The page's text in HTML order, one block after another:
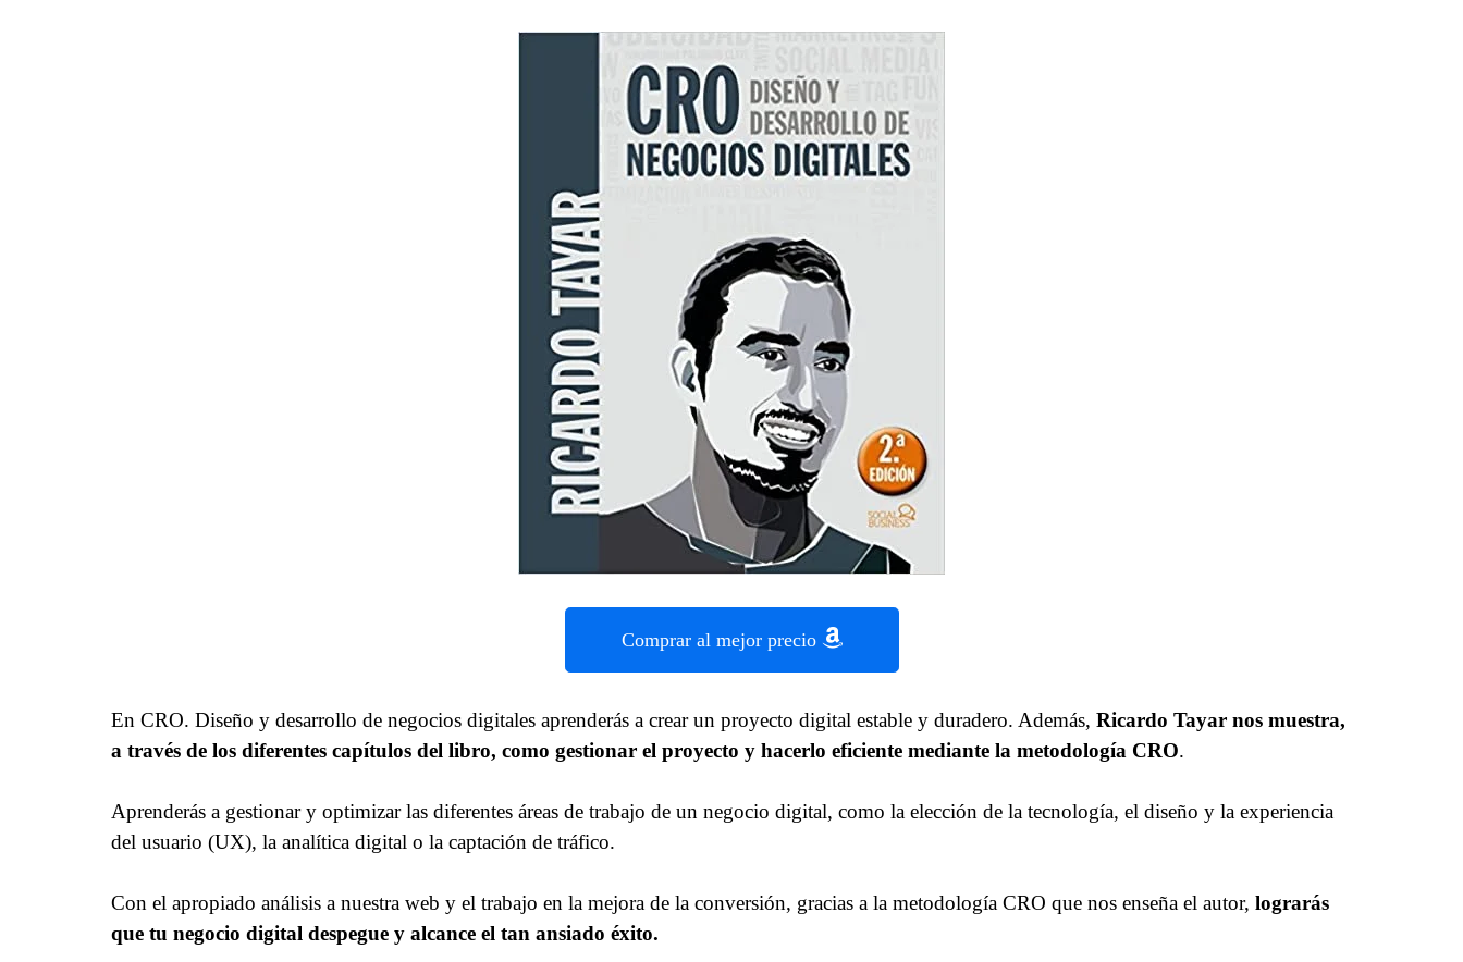
Comprar al mejor precio
En CRO. Diseño y desarrollo de negocios digitales aprenderás a crear un proyecto digital estable y duradero. Además, Ricardo Tayar nos muestra,
a través de los diferentes capítulos del libro, como gestionar el proyecto y hacerlo eficiente mediante la metodología CRO.
Aprenderás a gestionar y optimizar las diferentes áreas de trabajo de un negocio digital, como la elección de la tecnología, el diseño y la experiencia
del usuario (UX), la analítica digital o la captación de tráfico.
Con el apropiado análisis a nuestra web y el trabajo en la mejora de la conversión, gracias a la metodología CRO que nos enseña el autor, lograrás
que tu negocio digital despegue y alcance el tan ansiado éxito.